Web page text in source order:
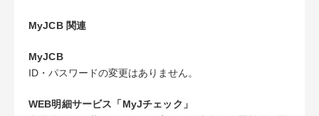
MyJCB 関連
MyJCB
ID・パスワードの変更はありません。
WEB明細サービス「MyJチェック」